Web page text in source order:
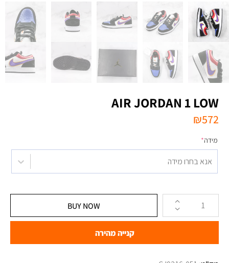
AIR JORDAN 1 LOW
₪572
מידה*
אנא בחרו מידה
BUY NOW
קנייה מהירה